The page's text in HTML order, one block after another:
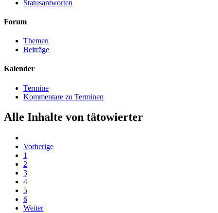
Statusantworten
Forum
Themen
Beiträge
Kalender
Termine
Kommentare zu Terminen
Alle Inhalte von tätowierter
Vorherige
1
2
3
4
5
6
Weiter